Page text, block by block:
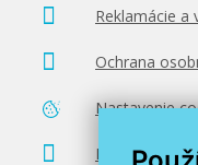
Reklamácie a
Ochrana
Nastavenie
Poradenstvo